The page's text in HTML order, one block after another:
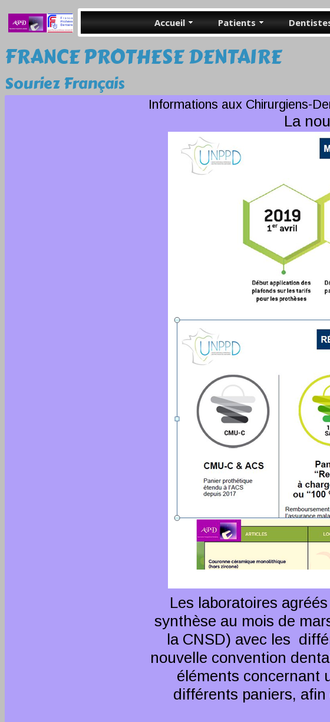
Accueil Patients
FRANCE PROTHESE DENTAIRE
Souriez Français
Informations aux Chirurgiens-
La
Les laboratoires
synthèse au mois de
la CNSD) avec les
nouvelle convention
éléments concernant
différents paniers,